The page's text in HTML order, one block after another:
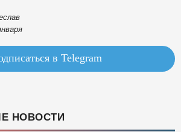
в Telegram
НОВОСТИ